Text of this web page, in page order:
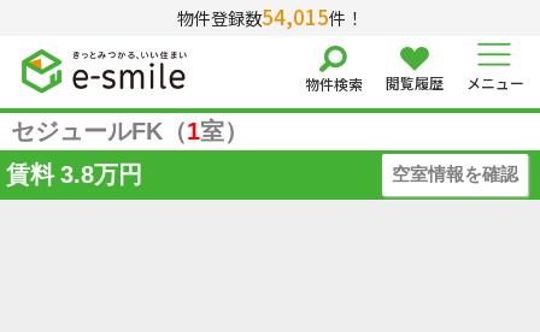
物件登録数54,015件！
物件検索 閲覧履歴 メニュー
セジュールFK（1室）
賃料 3.8万円 空室情報を確認